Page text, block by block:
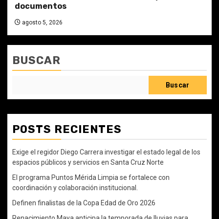
documentos
agosto 5, 2026
BUSCAR
Buscar
POSTS RECIENTES
Exige el regidor Diego Carrera investigar el estado legal de los
espacios públicos y servicios en Santa Cruz Norte
El programa Puntos Mérida Limpia se fortalece con
coordinación y colaboración institucional.
Definen finalistas de la Copa Edad de Oro 2026